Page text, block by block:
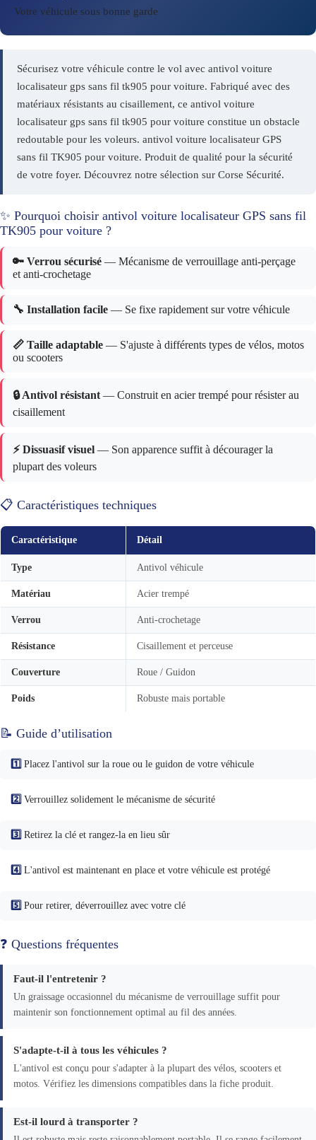
Votre véhicule sous bonne garde
Sécurisez votre véhicule contre le vol avec antivol voiture
localisateur gps sans fil tk905 pour voiture. Fabriqué avec des
matériaux résistants au cisaillement, ce antivol voiture
localisateur gps sans fil tk905 pour voiture constitue un obstacle
redoutable pour les voleurs. antivol voiture localisateur GPS
sans fil TK905 pour voiture. Produit de qualité pour la sécurité
de votre foyer. Découvrez notre sélection sur Corse Sécurité.
✨ Pourquoi choisir antivol voiture localisateur GPS sans fil
TK905 pour voiture ?
🔑 Verrou sécurisé — Mécanisme de verrouillage anti-perçage
et anti-crochetage
🔧 Installation facile — Se fixe rapidement sur votre véhicule
📏 Taille adaptable — S'ajuste à différents types de vélos, motos
ou scooters
🔒 Antivol résistant — Construit en acier trempé pour résister au
cisaillement
⚡ Dissuasif visuel — Son apparence suffit à décourager la
plupart des voleurs
📋 Caractéristiques techniques
Caractéristique Détail
Type Antivol véhicule
Matériau Acier trempé
Verrou Anti-crochetage
Résistance Cisaillement et perceuse
Couverture Roue / Guidon
Poids Robuste mais portable
📝 Guide d’utilisation
1️⃣ Placez l'antivol sur la roue ou le guidon de votre véhicule
2️⃣ Verrouillez solidement le mécanisme de sécurité
3️⃣ Retirez la clé et rangez-la en lieu sûr
4️⃣ L'antivol est maintenant en place et votre véhicule est protégé
5️⃣ Pour retirer, déverrouillez avec votre clé
❓ Questions fréquentes
Faut-il l'entretenir ?
Un graissage occasionnel du mécanisme de verrouillage suffit pour
maintenir son fonctionnement optimal au fil des années.
S'adapte-t-il à tous les véhicules ?
L'antivol est conçu pour s'adapter à la plupart des vélos, scooters et
motos. Vérifiez les dimensions compatibles dans la fiche produit.
Est-il lourd à transporter ?